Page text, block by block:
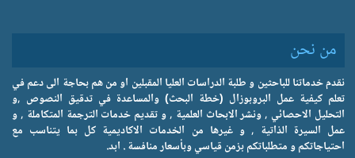
من نحن
نقدم خدماتنا للباحثين و طلبة الدراسات العليا المقبلين او من هم بحاجة الى دعم في
تعلم كيفية عمل البروبوزال (خطة البحث) والمساعدة في تدقيق النصوص ,و
التحليل الاحصائي , ونشر الابحاث العلمية , و تقديم خدمات الترجمة المتكاملة , و
عمل السيرة الذاتية , و غيرها من الخدمات الاكاديمية كل بما يتناسب مع
احتياجاتكم و متطلباتكم بزمن قياسي وبأسعار منافسة . ابد.